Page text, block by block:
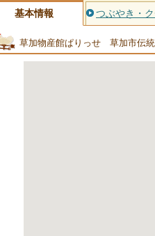
基本情報 つぶやき・ク
草加物産館ぱりっせ 草加市伝